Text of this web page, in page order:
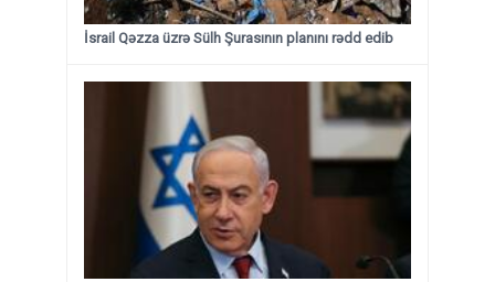
İsrail Qəzza üzrə Sülh Şurasının planını rədd edib